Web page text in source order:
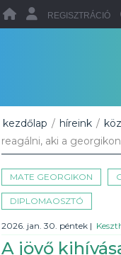
REGISZTRÁCIÓ
kezdőlap / híreink /
reagálni, aki a
MATE GEORGIKON
DIPLOMAOSZTÓ
2026. jan. 30. péntek |
A jövő